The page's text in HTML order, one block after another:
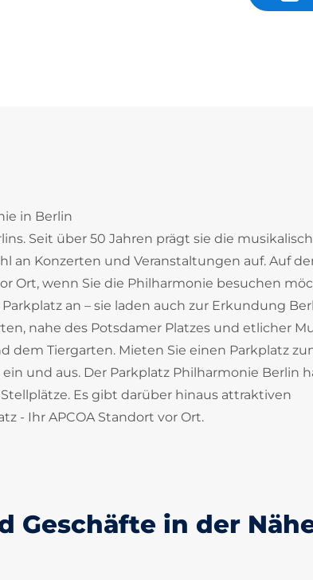
in Berlin
Seit über 50 Jahren prägt sie die
an Konzerten und Veranstaltungen auf. Auf
Ort, wenn Sie die Philharmonie besuchen
an – sie laden auch zur Erkundung
nahe des Potsdamer Platzes und etlicher
dem Tiergarten. Mieten Sie einen Parkplatz
und aus. Der Parkplatz Philharmonie Berlin
Es gibt darüber hinaus attraktiven
- Ihr APCOA Standort vor Ort.
Geschäfte in der